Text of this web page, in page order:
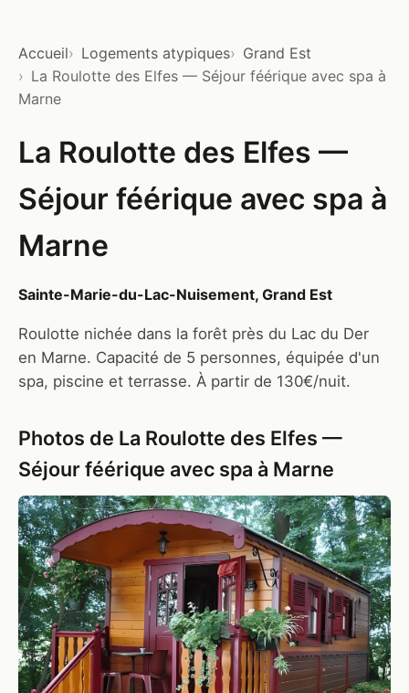
Accueil Logements atypiques
Grand Est
La Roulotte des Elfes — Séjour féérique avec spa à
Marne
La Roulotte des Elfes —
Séjour féérique avec spa à
Marne
Sainte-Marie-du-Lac-Nuisement, Grand Est
Roulotte nichée dans la forêt près du Lac du Der
en Marne. Capacité de 5 personnes, équipée d'un
spa, piscine et terrasse. À partir de 130€/nuit.
Photos de La Roulotte des Elfes —
Séjour féérique avec spa à Marne